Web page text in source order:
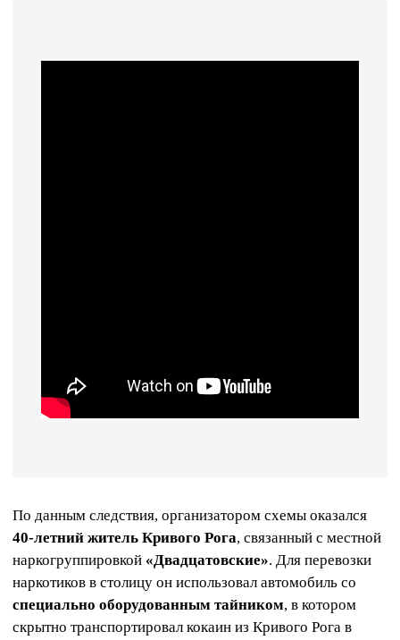
По данным следствия, организатором схемы оказался
40-летний житель Кривого Рога, связанный с местной
наркогруппировкой «Двадцатовские». Для перевозки
наркотиков в столицу он использовал автомобиль со
специально оборудованным тайником, в котором
скрытно транспортировал кокаин из Кривого Рога в